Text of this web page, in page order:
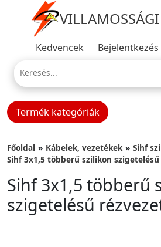
Kedvencek Bejelentkezés
Termék kategóriák
Főoldal Kábelek, vezetékek
Sihf
Sihf 3x1,5 többerű szilikon
Sihf 3x1,5 többerű
szigetelésű